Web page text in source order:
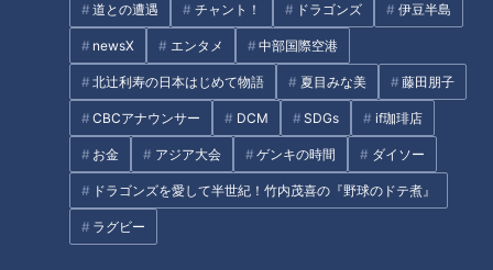
道との遭遇 チャント！ ドラゴンズ 伊豆半島
newsX エンタメ 中部国際空港
北辻利寿の日本はじめて物語 夏目みな美 藤田朋子
CBCアナウンサー DCM SDGs if珈琲店
お金 アジア大会 ゲンキの時間 ダイソー
ドラゴンズを愛して半世紀！竹内茂喜の『野球のドテ煮』
ラグビー
冬の定番「みそ煮込み」は、1日1店舗あたり約100食が注文さ
れる人気メニュー！他にも、味噌かつ丼や天丼、ちょっとぜい
たくな御膳などメニューは150種類以上。
サガミが、月末の最終日に1日限定で開催するざるそば食べ放
題が「晦日（みそか）そば」。サガミ松葉公園店店長・石川さ
んによると、元々は数店舗で食べ放題を開催したところ好評
で、全店でやるようになったのだとか。今では、全国で5000